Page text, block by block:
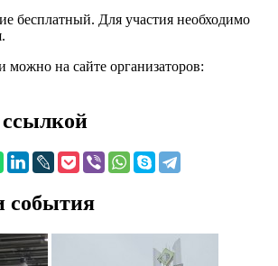
бесплатный. Для участия необходимо
можно на сайте организаторов:
события